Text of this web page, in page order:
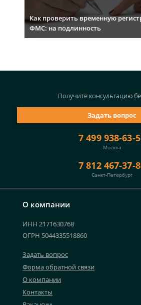
Как проверить временную
ФМС: на подлинность
О компании
ИНН 2171630768
ОГРН 5044335518860
Задать вопрос
Форма обратной связи
О компании
Контакты
7 499 938-63-
Москва
7 812 467-37-
Санкт-Петербург
Задать вопрос
Получите консультацию